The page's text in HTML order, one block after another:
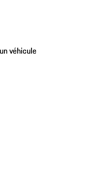
véhicule
véhicule